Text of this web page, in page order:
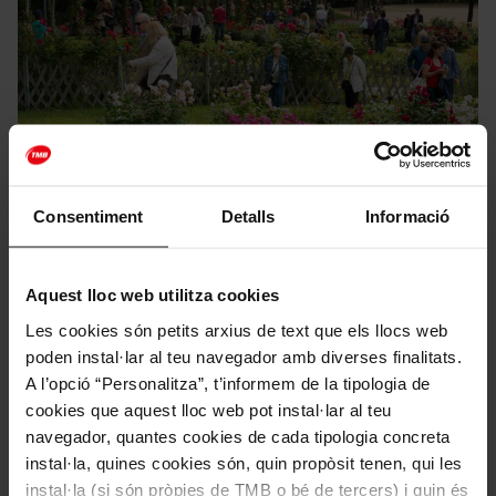
Consentiment Detalls Informació
Aquest lloc web utilitza cookies
Les cookies són petits arxius de text que els llocs web
poden instal·lar al teu navegador amb diverses finalitats.
A l’opció “Personalitza”, t’informem de la tipologia de
cookies que aquest lloc web pot instal·lar al teu
navegador, quantes cookies de cada tipologia concreta
instal·la, quines cookies són, quin propòsit tenen, qui les
instal·la (si són pròpies de TMB o bé de tercers) i quin és
Mou-te en bus
Mou-te en metro
Funicular de Montjuïc
secrets que t'enamoraran
Barcelona és un món en si mateixa, una explosió
d'experiències que es multiplica amb l'arribada del bon
temps. La ciutat es transforma: les terrasses s'omplen i
els parcs es converteixen en el millor escenari per a
una escapada. Si vols descobrir el millor de Barcelona